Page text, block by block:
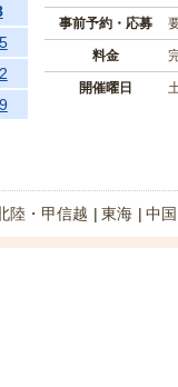
事前予約・応募
料金
開催曜日
陸・甲信越 東海 中